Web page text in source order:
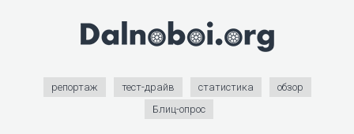
репортаж тест-драйв статистика
обзор
Блиц-опрос